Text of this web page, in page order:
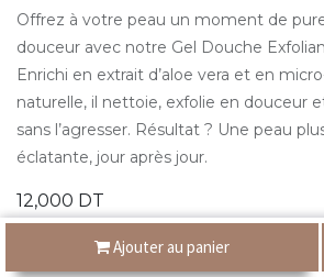
Ajouter au panier
Offrez à votre peau un moment de
douceur avec notre Gel Douche
Enrichi en extrait d’aloe vera et en
naturelle, il nettoie, exfolie en douceur
sans l’agresser. Résultat ? Une peau
éclatante, jour après jour.
12,000 DT